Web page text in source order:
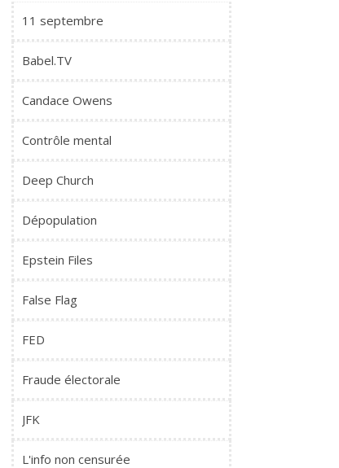
11 septembre
Babel.TV
Candace Owens
Contrôle mental
Deep Church
Dépopulation
Epstein Files
False Flag
FED
Fraude électorale
JFK
L'info non censurée